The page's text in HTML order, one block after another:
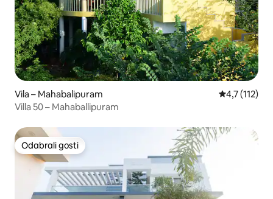
Vila – Mahabalipuram Prosječna
4,7 (112)
Villa 50 – Mahaballipuram
Odabrali gosti
Odabrali gosti